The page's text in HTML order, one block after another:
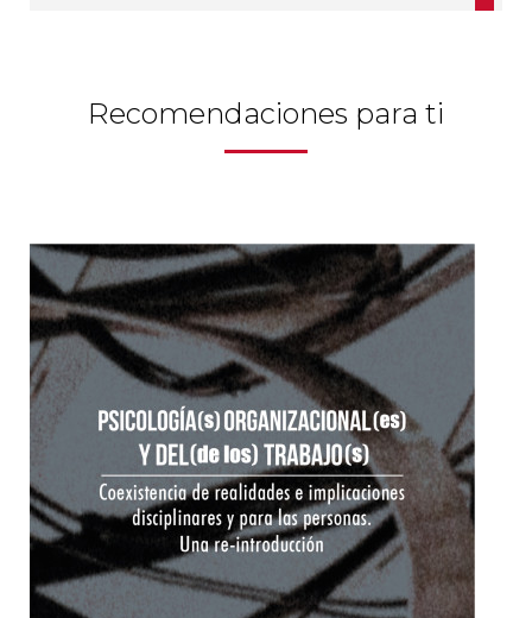
ViolenciaRecomendaciones para ti